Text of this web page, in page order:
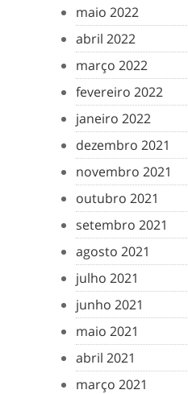
maio 2022
abril 2022
março 2022
fevereiro 2022
janeiro 2022
dezembro 2021
novembro 2021
outubro 2021
setembro 2021
agosto 2021
julho 2021
junho 2021
maio 2021
abril 2021
março 2021